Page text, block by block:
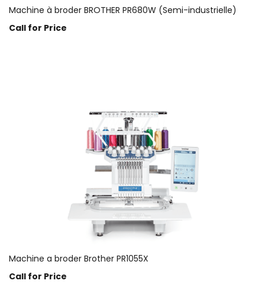
Machine à broder BROTHER PR680W (Semi-industrielle)
Call for Price
Machine a broder Brother PR1055X
Call for Price